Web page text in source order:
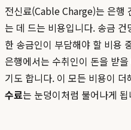
전신료(Cable Charge)는 은행
는 데 드는 비용입니다. 송금
한 송금인이 부담해야 할 비용
은행에서는 수취인이 돈을 받
기도 합니다. 이 모든 비용이 더
수료는 눈덩이처럼 불어나게